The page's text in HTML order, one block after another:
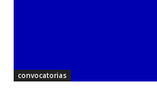
convocatorias